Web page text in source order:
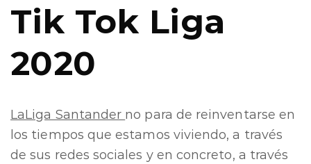
Tik Tok Liga
2020
LaLiga Santander no para de reinventarse en
los tiempos que estamos viviendo, a través
de sus redes sociales y en concreto, a través